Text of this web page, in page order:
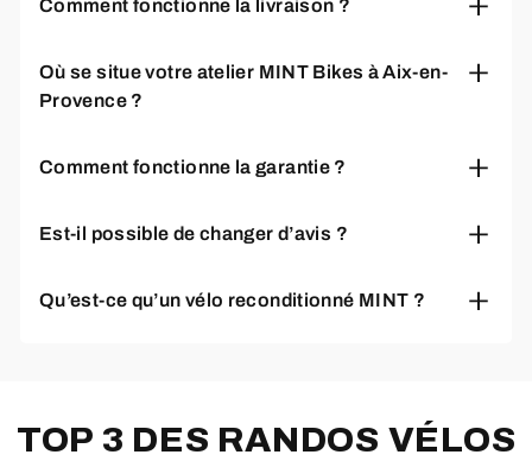
Comment fonctionne la livraison ?
directement à votre adresse ou en point relais. Les
délais de livraison varient selon le modèle et la
recevrez un suivi complet par e-mail dès
Où se situe votre atelier MINT Bikes à Aix-en-
Provence ?
13290 Aix-en-Provence , facilement accessible en
nos vélos et bénéficier de conseils personnalisés
Comment fonctionne la garantie ?
complète. Les vélos neufs sont garantis selon les
bénéficient d'une garantie MINT de 12 mois sur les
Est-il possible de changer d’avis ?
Qu’est-ce qu’un vélo reconditionné MINT ?
TOP 3 DES RANDOS VÉLOS